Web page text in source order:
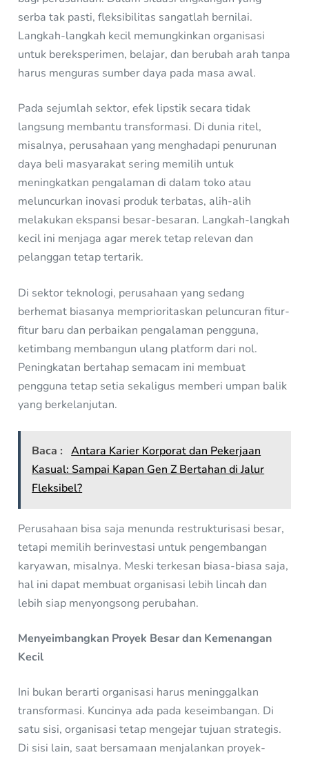
serba tak pasti, fleksibilitas sangatlah bernilai.
Langkah-langkah kecil memungkinkan organisasi
untuk bereksperimen, belajar, dan berubah arah tanpa
harus menguras sumber daya pada masa awal.
Pada sejumlah sektor, efek lipstik secara tidak
langsung membantu transformasi. Di dunia ritel,
misalnya, perusahaan yang menghadapi penurunan
daya beli masyarakat sering memilih untuk
meningkatkan pengalaman di dalam toko atau
meluncurkan inovasi produk terbatas, alih-alih
melakukan ekspansi besar-besaran. Langkah-langkah
kecil ini menjaga agar merek tetap relevan dan
pelanggan tetap tertarik.
Di sektor teknologi, perusahaan yang sedang
berhemat biasanya memprioritaskan peluncuran fitur-
fitur baru dan perbaikan pengalaman pengguna,
ketimbang membangun ulang platform dari nol.
Peningkatan bertahap semacam ini membuat
pengguna tetap setia sekaligus memberi umpan balik
yang berkelanjutan.
Baca : Antara Karier Korporat dan Pekerjaan
Kasual: Sampai Kapan Gen Z Bertahan di Jalur
Fleksibel?
Perusahaan bisa saja menunda restrukturisasi besar,
tetapi memilih berinvestasi untuk pengembangan
karyawan, misalnya. Meski terkesan biasa-biasa saja,
hal ini dapat membuat organisasi lebih lincah dan
lebih siap menyongsong perubahan.
Menyeimbangkan Proyek Besar dan Kemenangan
Kecil
Ini bukan berarti organisasi harus meninggalkan
transformasi. Kuncinya ada pada keseimbangan. Di
satu sisi, organisasi tetap mengejar tujuan strategis.
Di sisi lain, saat bersamaan menjalankan proyek-